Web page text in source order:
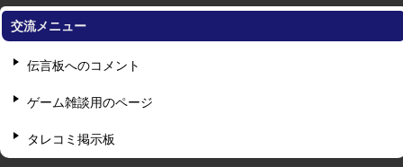
交流メニュー
伝言板へのコメント
ゲーム雑談用のページ
タレコミ掲示板